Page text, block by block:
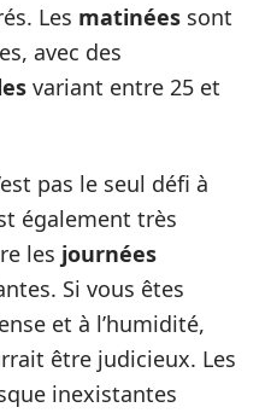
Les matinées sont
avec des
variant entre 25 et
pas le seul défi à
également très
les journées
Si vous êtes
et à l’humidité,
être judicieux. Les
inexistantes